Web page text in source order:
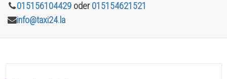
015156104429 oder015154621521
info@taxi24.la